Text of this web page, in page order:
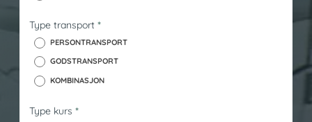
k
Type transport *
PERSONTRANSPORT
GODSTRANSPORT
KOMBINASJON
Type kurs *